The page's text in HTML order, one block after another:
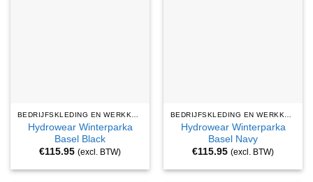
Hydrowear Winterparka
Basel Black
€115.95 (excl. BTW)
Hydrowear Winterparka
Basel Navy
€115.95 (excl. BTW)